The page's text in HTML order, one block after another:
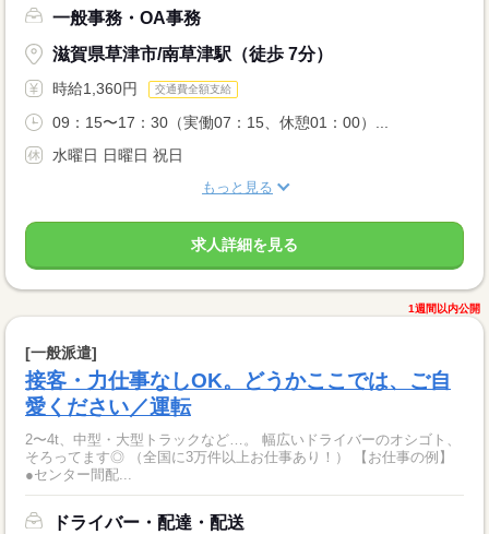
一般事務・OA事務
滋賀県草津市/南草津駅（徒歩 7分）
時給1,360円 交通費全額支給
09：15〜17：30（実働07：15、休憩01：00）...
水曜日 日曜日 祝日
もっと見る
求人詳細を見る
1週間以内公開
[一般派遣]
接客・力仕事なしOK。どうかここでは、ご自
愛ください／運転
2〜4t、中型・大型トラックなど…。 幅広いドライバーのオシゴト、
そろってます◎ （全国に3万件以上お仕事あり！） 【お仕事の例】
●センター間配...
ドライバー・配達・配送